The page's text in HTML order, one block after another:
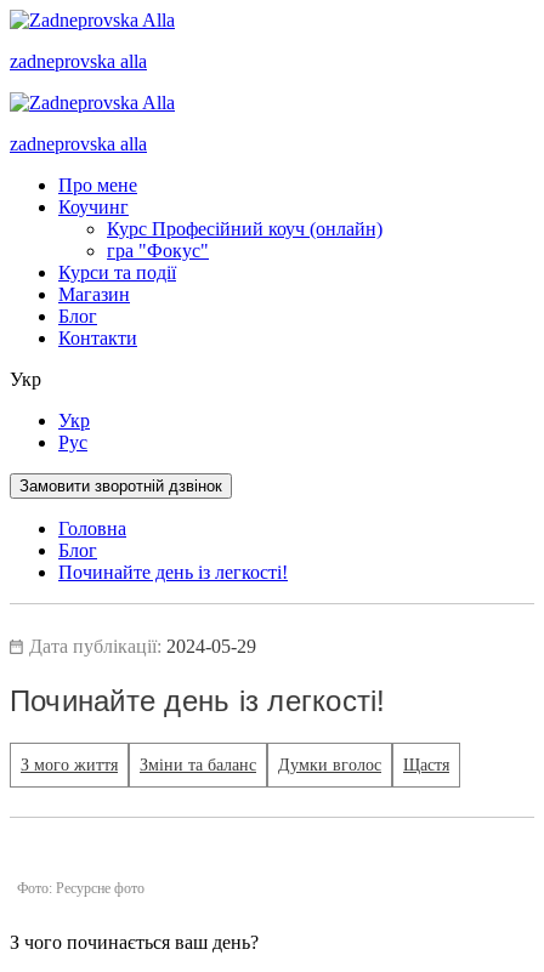
zadneprovska alla
zadneprovska alla
Про мене
Коучинг
Курс Професійний коуч (онлайн)
гра "Фокус"
Курси та події
Магазин
Блог
Контакти
Укр
Укр
Рус
Замовити зворотній дзвінок
Головна
Блог
Починайте день із легкості!
Дата публікації: 2024-05-29
Починайте день із легкості!
З мого життя Зміни та баланс Думки вголос Щастя
Фото: Ресурсне фото
З чого починається ваш день?